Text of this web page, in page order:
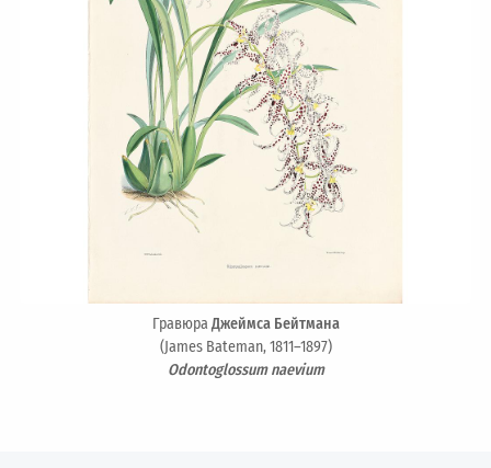
ГравюраДжеймса Бейтмана
(James Bateman, 1811–1897)
Odontoglossum naevium